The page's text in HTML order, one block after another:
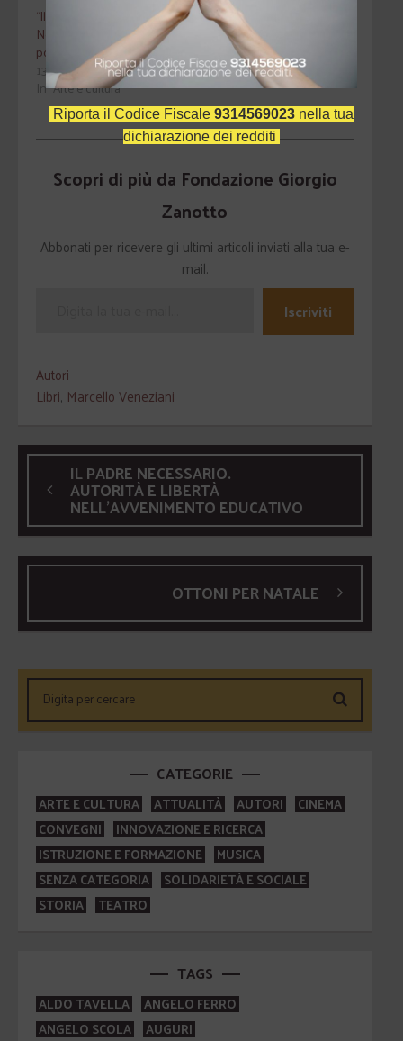
“Il lungo viaggio del
Novecento. Storia, politica,
poesia”
13 Aprile 2016
In "Arte e cultura"
Scopri di più da Fondazione Giorgio
Zanotto
Abbonati per ricevere gli ultimi articoli inviati alla tua e-
mail.
Iscriviti
Autori
Libri, Marcello Veneziani
IL PADRE NECESSARIO.
AUTORITÀ E LIBERTÀ
NELL'AVVENIMENTO EDUCATIVO
OTTONI PER NATALE
CATEGORIE
ARTE E CULTURA ATTUALITÀ AUTORI
CINEMA
CONVEGNI
INNOVAZIONE E RICERCA
ISTRUZIONE E FORMAZIONE
MUSICA
SENZA CATEGORIA
SOLIDARIETÀ E SOCIALE
STORIA
TEATRO
TAGS
ALDO TAVELLA
ANGELO FERRO
ANGELO SCOLA
AUGURI
Riporta il Codice Fiscale 9314569023 nella tua
dichiarazione dei redditi